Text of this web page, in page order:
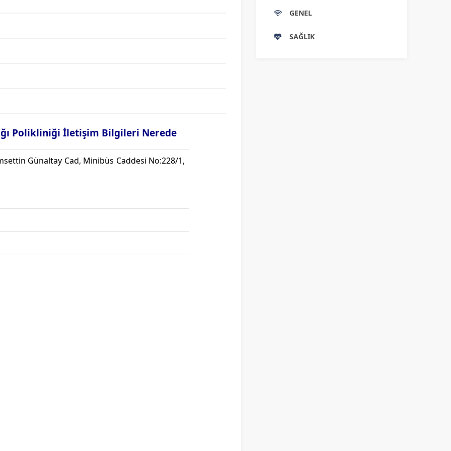
Polikliniği İletişim Bilgileri Nerede
Günaltay Cad, Minibüs Caddesi No:228/1,
GENEL
SAĞLIK